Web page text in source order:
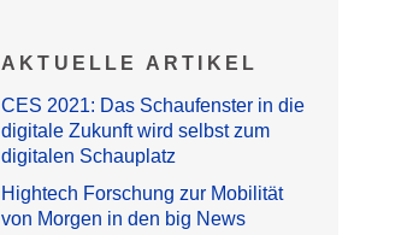
AKTUELLE ARTIKEL
CES 2021: Das Schaufenster in die
digitale Zukunft wird selbst zum
digitalen Schauplatz
Hightech Forschung zur Mobilität
von Morgen in den big News